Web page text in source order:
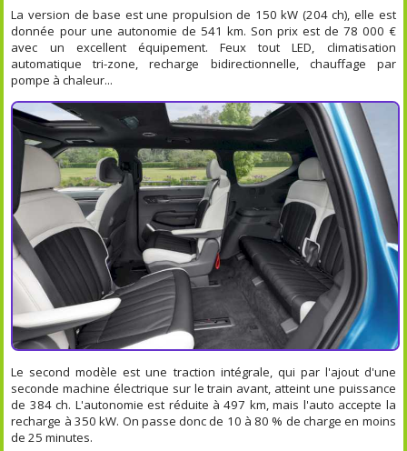
La version de base est une propulsion de 150 kW (204 ch), elle est
donnée pour une autonomie de 541 km. Son prix est de 78 000 €
avec un excellent équipement. Feux tout LED, climatisation
automatique tri-zone, recharge bidirectionnelle, chauffage par
pompe à chaleur...
Le second modèle est une traction intégrale, qui par l'ajout d'une
seconde machine électrique sur le train avant, atteint une puissance
de 384 ch. L'autonomie est réduite à 497 km, mais l'auto accepte la
recharge à 350 kW. On passe donc de 10 à 80 % de charge en moins
de 25 minutes.